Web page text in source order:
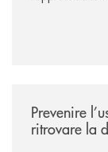
Prevenire
ritrovare la